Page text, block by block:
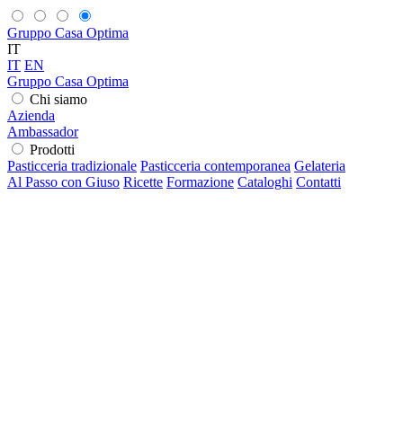
Gruppo Casa Optima
IT
IT EN
Gruppo Casa Optima
Chi siamo
Azienda
Ambassador
Prodotti
Pasticceria tradizionale Pasticceria contemporanea Gelateria
Al Passo con Giuso Ricette Formazione Cataloghi Contatti